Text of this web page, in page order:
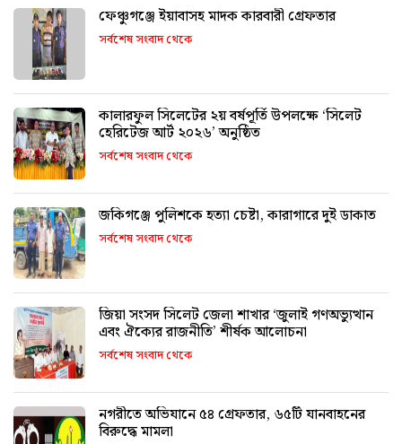
ফেঞ্চুগঞ্জে ইয়াবাসহ মাদক কারবারী গ্রেফতার
সর্বশেষ সংবাদ থেকে
কালারফুল সিলেটের ২য় বর্ষপূর্তি উপলক্ষে ‘সিলেট
হেরিটেজ আর্ট ২০২৬’ অনুষ্ঠিত
সর্বশেষ সংবাদ থেকে
জকিগঞ্জে পুলিশকে হত্যা চেষ্টা, কারাগারে দুই ডাকাত
সর্বশেষ সংবাদ থেকে
জিয়া সংসদ সিলেট জেলা শাখার ‘জুলাই গণঅভ্যুত্থান
এবং ঐক্যের রাজনীতি’ শীর্ষক আলোচনা
সর্বশেষ সংবাদ থেকে
নগরীতে অভিযানে ৫৪ গ্রেফতার, ৬৫টি যানবাহনের
বিরুদ্ধে মামলা